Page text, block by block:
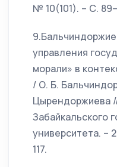
№ 10(101). – С.
управления
морали» в
/ О. Б.
Цырендоржиева
Забайкальского
университета. –
117.